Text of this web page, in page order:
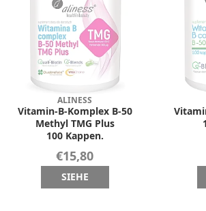
ALINESS
Vitamin-B-Komplex B-50
Methyl TMG Plus
100 Kappen.
€15,80
SIEHE